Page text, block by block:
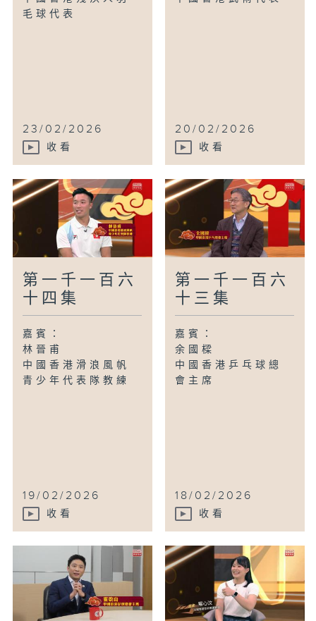
毛球代表
23/02/2026
收看
20/02/2026
收看
第一千一百六
十四集
嘉賓：
林晉甫
中國香港滑浪風帆
青少年代表隊教練
19/02/2026
收看
第一千一百六
十三集
嘉賓：
余國樑
中國香港乒乓球總
會主席
18/02/2026
收看